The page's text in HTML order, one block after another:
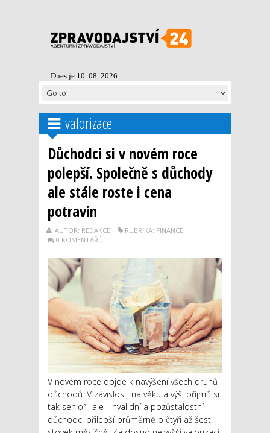
Dnes je 10. 08. 2026
valorizace
Důchodci si v novém roce
polepší. Společně s důchody
ale stále roste i cena
potravin
AUTOR: REDAKCE
RUBRIKA: FINANCE
0 KOMENTÁŘŮ
V novém roce dojde k navýšení všech druhů
důchodů. V závislosti na věku a výši příjmů si
tak senioři, ale i invalidní a pozůstalostní
důchodci přilepší průměrně o čtyři až šest